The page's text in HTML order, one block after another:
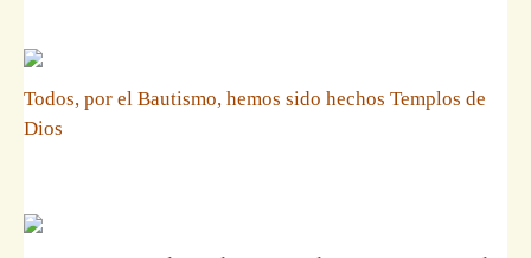
Todos, por el Bautismo, hemos sido hechos Templos de
Dios